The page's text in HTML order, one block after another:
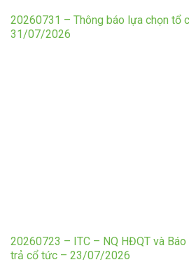
20260731 – Thông báo lựa chọn tổ
31/07/2026
20260723 – ITC – NQ HĐQT và Báo
trả cổ tức – 23/07/2026